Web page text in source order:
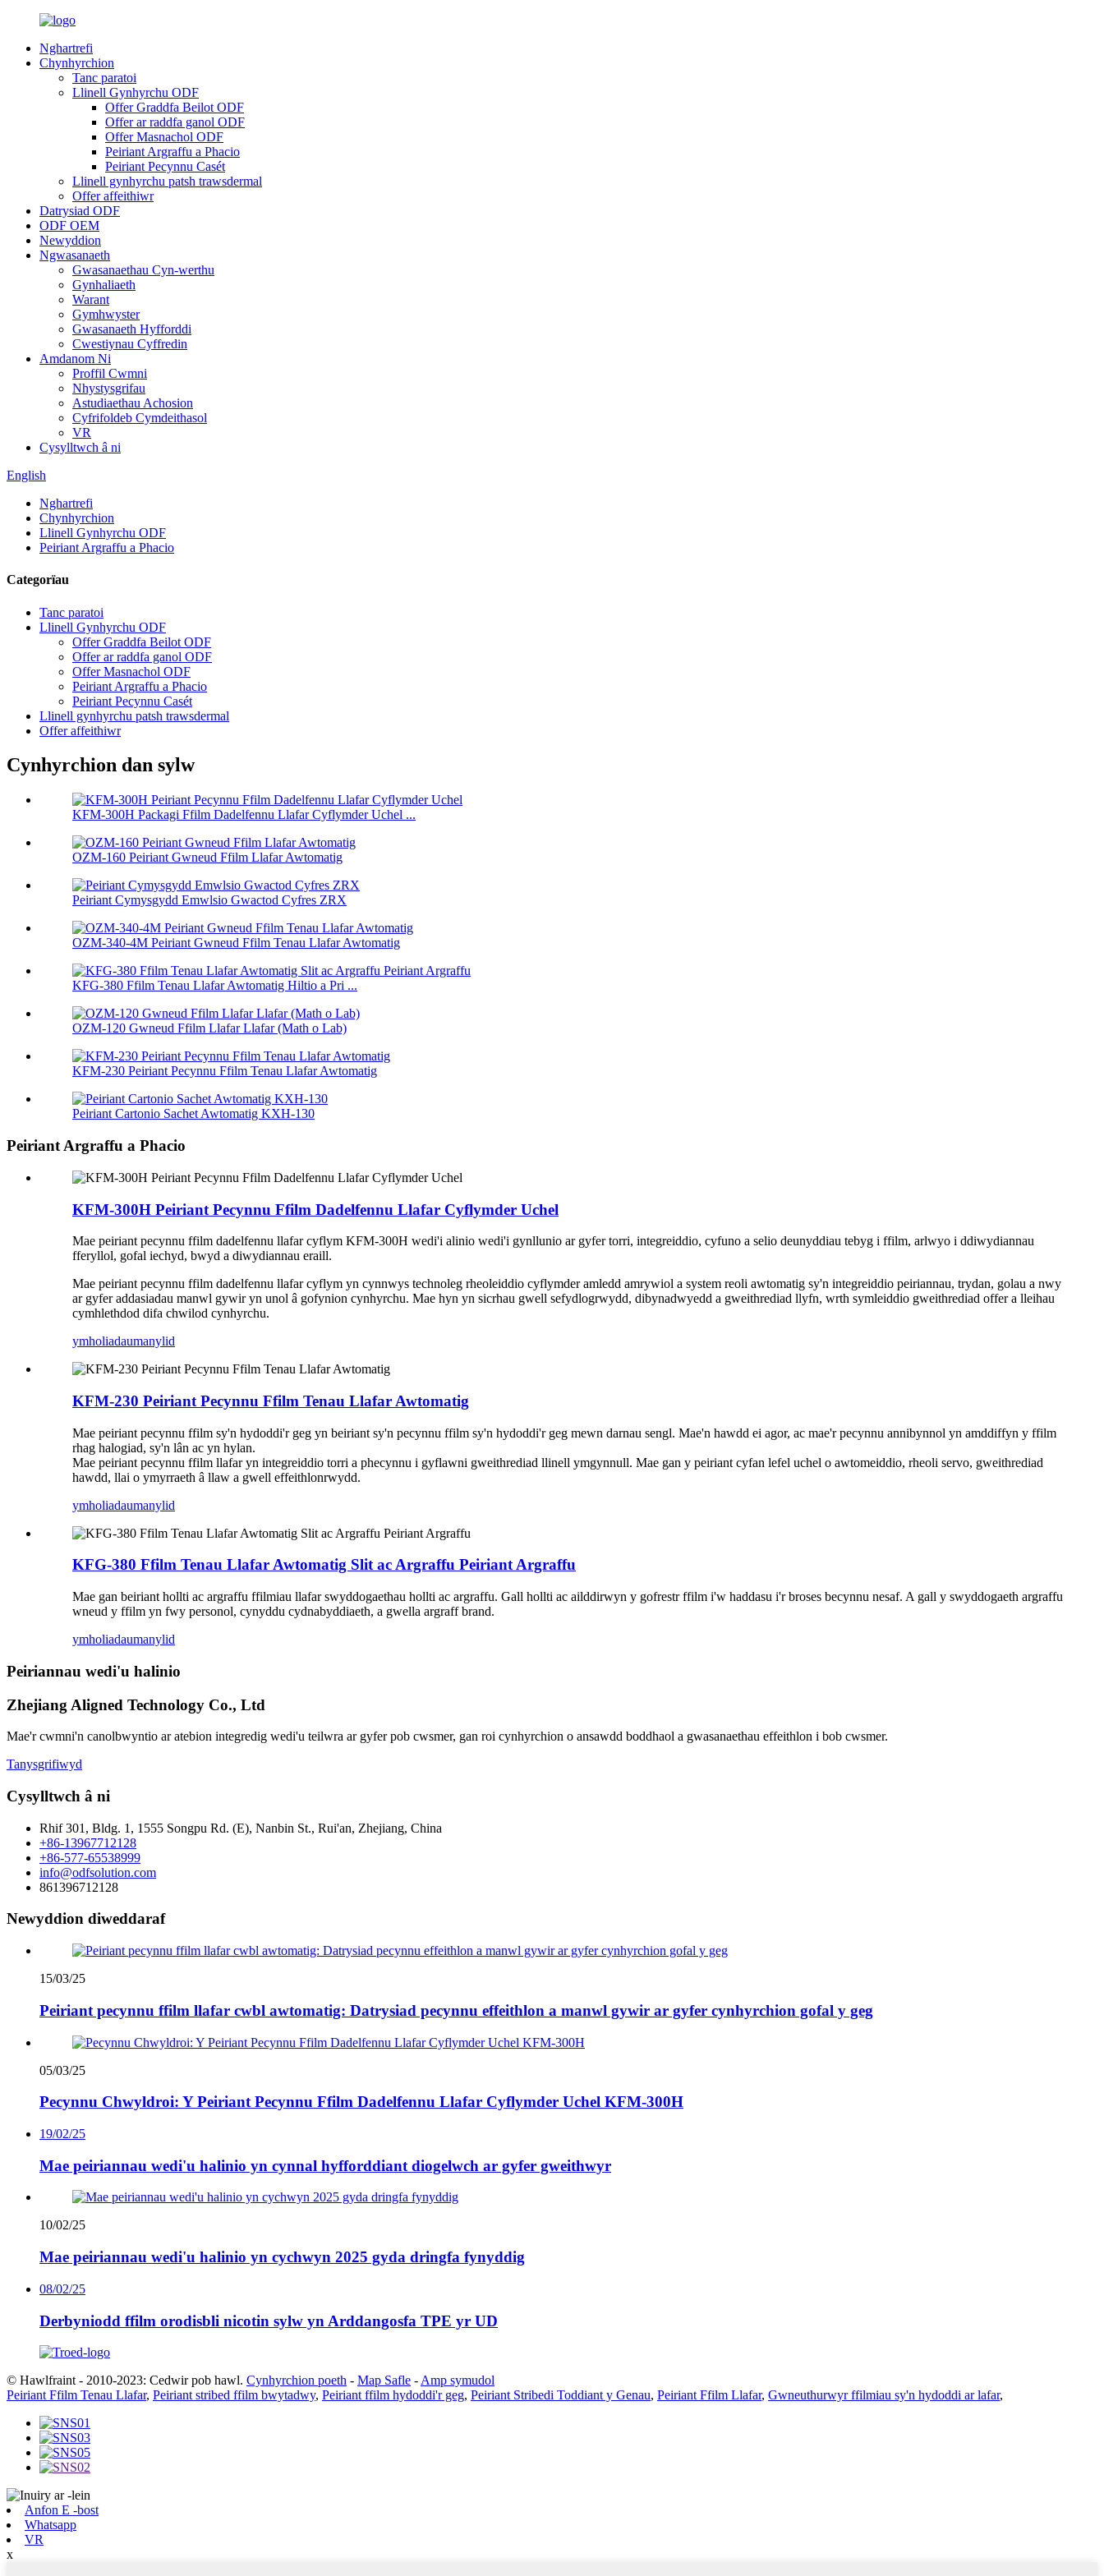
Nghartrefi
Chynhyrchion
Tanc paratoi
Llinell Gynhyrchu ODF
Offer Graddfa Beilot ODF
Offer ar raddfa ganol ODF
Offer Masnachol ODF
Peiriant Argraffu a Phacio
Peiriant Pecynnu Casét
Llinell gynhyrchu patsh trawsdermal
Offer affeithiwr
Datrysiad ODF
ODF OEM
Newyddion
Ngwasanaeth
Gwasanaethau Cyn-werthu
Gynhaliaeth
Warant
Gymhwyster
Gwasanaeth Hyfforddi
Cwestiynau Cyffredin
Amdanom Ni
Proffil Cwmni
Nhystysgrifau
Astudiaethau Achosion
Cyfrifoldeb Cymdeithasol
VR
Cysylltwch â ni
English
Nghartrefi
Chynhyrchion
Llinell Gynhyrchu ODF
Peiriant Argraffu a Phacio
Categorïau
Tanc paratoi
Llinell Gynhyrchu ODF
Offer Graddfa Beilot ODF
Offer ar raddfa ganol ODF
Offer Masnachol ODF
Peiriant Argraffu a Phacio
Peiriant Pecynnu Casét
Llinell gynhyrchu patsh trawsdermal
Offer affeithiwr
Cynhyrchion dan sylw
KFM-300H Packagi Ffilm Dadelfennu Llafar Cyflymder Uchel ...
OZM-160 Peiriant Gwneud Ffilm Llafar Awtomatig
Peiriant Cymysgydd Emwlsio Gwactod Cyfres ZRX
OZM-340-4M Peiriant Gwneud Ffilm Tenau Llafar Awtomatig
KFG-380 Ffilm Tenau Llafar Awtomatig Hiltio a Pri ...
OZM-120 Gwneud Ffilm Llafar Llafar (Math o Lab)
KFM-230 Peiriant Pecynnu Ffilm Tenau Llafar Awtomatig
Peiriant Cartonio Sachet Awtomatig KXH-130
Peiriant Argraffu a Phacio
KFM-300H Peiriant Pecynnu Ffilm Dadelfennu Llafar Cyflymder Uchel
Mae peiriant pecynnu ffilm dadelfennu llafar cyflym KFM-300H wedi'i alinio wedi'i gynllunio ar gyfer torri, integreiddio, cyfuno a selio deunyddiau tebyg i ffilm, arlwyo i ddiwydiannau
fferyllol, gofal iechyd, bwyd a diwydiannau eraill.
Mae peiriant pecynnu ffilm dadelfennu llafar cyflym yn cynnwys technoleg rheoleiddio cyflymder amledd amrywiol a system reoli awtomatig sy'n integreiddio peiriannau, trydan, golau a nwy
ar gyfer addasiadau manwl gywir yn unol â gofynion cynhyrchu. Mae hyn yn sicrhau gwell sefydlogrwydd, dibynadwyedd a gweithrediad llyfn, wrth symleiddio gweithrediad offer a lleihau
cymhlethdod difa chwilod cynhyrchu.
ymholiadaumanylid
KFM-230 Peiriant Pecynnu Ffilm Tenau Llafar Awtomatig
Mae peiriant pecynnu ffilm sy'n hydoddi'r geg yn beiriant sy'n pecynnu ffilm sy'n hydoddi'r geg mewn darnau sengl. Mae'n hawdd ei agor, ac mae'r pecynnu annibynnol yn amddiffyn y ffilm
rhag halogiad, sy'n lân ac yn hylan.
Mae peiriant pecynnu ffilm llafar yn integreiddio torri a phecynnu i gyflawni gweithrediad llinell ymgynnull. Mae gan y peiriant cyfan lefel uchel o awtomeiddio, rheoli servo, gweithrediad
hawdd, llai o ymyrraeth â llaw a gwell effeithlonrwydd.
ymholiadaumanylid
KFG-380 Ffilm Tenau Llafar Awtomatig Slit ac Argraffu Peiriant Argraffu
Mae gan beiriant hollti ac argraffu ffilmiau llafar swyddogaethau hollti ac argraffu. Gall hollti ac ailddirwyn y gofrestr ffilm i'w haddasu i'r broses becynnu nesaf. A gall y swyddogaeth argraffu
wneud y ffilm yn fwy personol, cynyddu cydnabyddiaeth, a gwella argraff brand.
ymholiadaumanylid
Peiriannau wedi'u halinio
Zhejiang Aligned Technology Co., Ltd
Mae'r cwmni'n canolbwyntio ar atebion integredig wedi'u teilwra ar gyfer pob cwsmer, gan roi cynhyrchion o ansawdd boddhaol a gwasanaethau effeithlon i bob cwsmer.
Tanysgrifiwyd
Cysylltwch â ni
Rhif 301, Bldg. 1, 1555 Songpu Rd. (E), Nanbin St., Rui'an, Zhejiang, China
+86-13967712128
+86-577-65538999
info@odfsolution.com
861396712128
Newyddion diweddaraf
15/03/25
Peiriant pecynnu ffilm llafar cwbl awtomatig: Datrysiad pecynnu effeithlon a manwl gywir ar gyfer cynhyrchion gofal y geg
05/03/25
Pecynnu Chwyldroi: Y Peiriant Pecynnu Ffilm Dadelfennu Llafar Cyflymder Uchel KFM-300H
19/02/25
Mae peiriannau wedi'u halinio yn cynnal hyfforddiant diogelwch ar gyfer gweithwyr
10/02/25
Mae peiriannau wedi'u halinio yn cychwyn 2025 gyda dringfa fynyddig
08/02/25
Derbyniodd ffilm orodisbli nicotin sylw yn Arddangosfa TPE yr UD
© Hawlfraint - 2010-2023: Cedwir pob hawl. Cynhyrchion poeth - Map Safle - Amp symudol
Peiriant Ffilm Tenau Llafar, Peiriant stribed ffilm bwytadwy, Peiriant ffilm hydoddi'r geg, Peiriant Stribedi Toddiant y Genau, Peiriant Ffilm Llafar, Gwneuthurwyr ffilmiau sy'n hydoddi ar lafar,
Anfon E -bost
Whatsapp
VR
x